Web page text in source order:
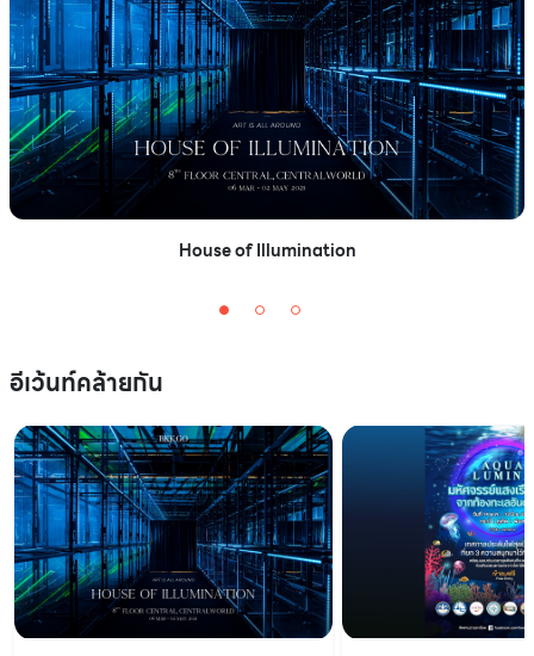
House of Illumination
อีเว้นท์คล้ายกัน